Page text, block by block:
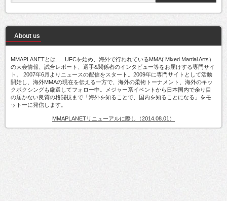
About us
MMAPLANETとは..... UFCを始め、海外で行われているMMA( Mixed Martial Arts）
の大会情報、試合レポート、選手&関係者のインタビュー等をお届けする専門サイ
ト。 2007年6月よりニュースの配信をスタート。2009年に専門サイトとして活動
開始し、海外MMAの現在を伝える一方で、海外の柔術トーナメント、海外のキッ
クボクシングも厳選してフォロー中。メジャー系イベントから日本国内で余り目
の届かない良質の格闘技まで「海外を知ることで、国内を知ることになる」をモ
ットーに発信します。
MMAPLANETリニューアルに際し（2014.08.01）